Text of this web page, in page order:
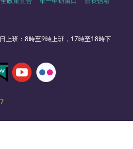
政策宣告 單一申辦窗口 首長信箱
上班：8時至9時上班，17時至18時下